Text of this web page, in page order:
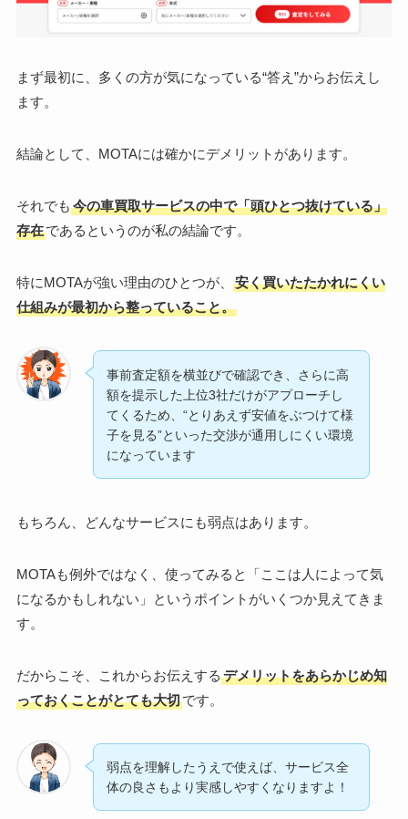
まず最初に、多くの方が気になっている“答え”からお伝えし
ます。
結論として、MOTAには確かにデメリットがあります。
それでも 今の車買取サービスの中で「頭ひとつ抜けている」
存在であるというのが私の結論です。
特にMOTAが強い理由のひとつが、
安く買いたたかれにくい
仕組みが最初から整っていること。
事前査定額を横並びで確認でき、さらに高
額を提示した上位3社だけがアプローチし
てくるため、“とりあえず安値をぶつけて様
子を見る”といった交渉が通用しにくい環境
になっています
もちろん、どんなサービスにも弱点はあります。
MOTAも例外ではなく、使ってみると「ここは人によって気
になるかもしれない」というポイントがいくつか見えてきま
す。
だからこそ、これからお伝えする デメリットをあらかじめ知
っておくことがとても大切です。
弱点を理解したうえで使えば、サービス全
体の良さもより実感しやすくなりますよ！